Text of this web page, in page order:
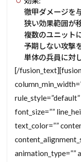
徹甲ダメージを
狭い効果範囲が
複数のユニット
予期しない攻撃
単体の兵員に対
[/
rule_style=”default”
font_size=””
text_color=””
animation_type=””